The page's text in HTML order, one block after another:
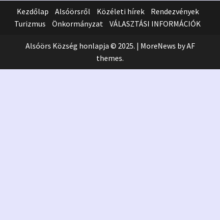
Kezdőlap Alsóörsről Közéleti hírek
Rendezvények
Turizmus
Önkormányzat VÁLASZTÁSI INFORMÁCIÓK
Alsóörs Község honlapja © 2025. | MoreNews by AF
themes.